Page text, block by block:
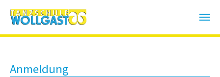
Zum Hauptinhalt springen
Anmeldung